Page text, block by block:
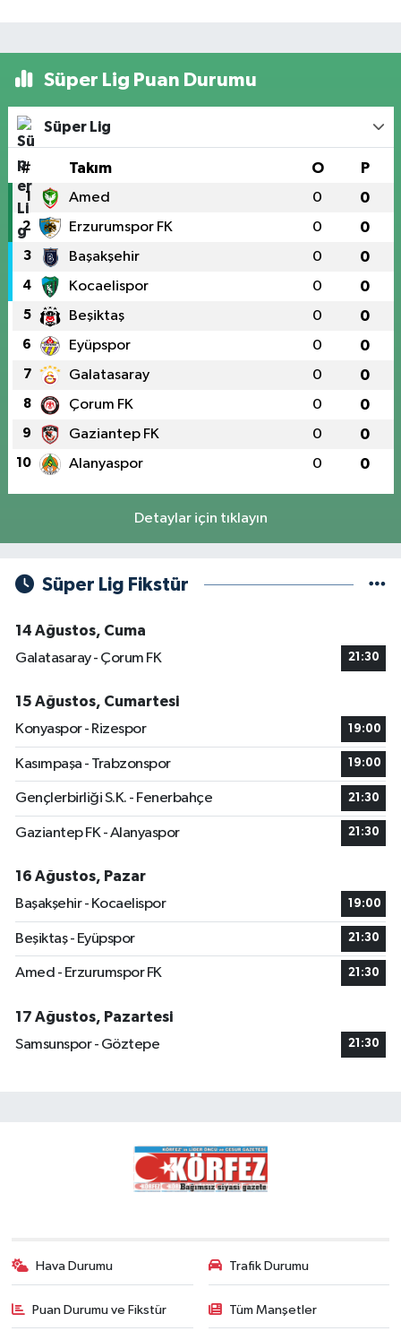
Süper Lig Puan Durumu
Süper Lig
# Takım O P
1 Amed 0 0
2 Erzurumspor FK 0 0
3 Başakşehir 0 0
4 Kocaelispor 0 0
5 Beşiktaş 0 0
6 Eyüpspor 0 0
7 Galatasaray 0 0
8 Çorum FK 0 0
9 Gaziantep FK 0 0
10 Alanyaspor 0 0
Detaylar için tıklayın
Süper Lig Fikstür
14 Ağustos, Cuma
Galatasaray - Çorum FK
21:30
15 Ağustos, Cumartesi
Konyaspor - Rizespor
19:00
Kasımpaşa - Trabzonspor 19:00
Gençlerbirliği S.K. - Fenerbahçe 21:30
Gaziantep FK - Alanyaspor 21:30
16 Ağustos, Pazar
Başakşehir - Kocaelispor
19:00
Beşiktaş - Eyüpspor 21:30
Amed - Erzurumspor FK 21:30
17 Ağustos, Pazartesi
Samsunspor - Göztepe
21:30
Hava Durumu Trafik Durumu
Puan Durumu ve Fikstür Tüm Manşetler